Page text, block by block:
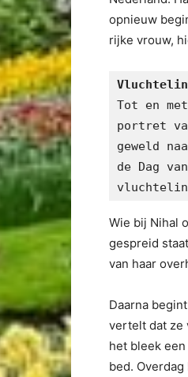
opnieuw
rijke vrouw,
Tot en
portret
geweld
de Dag
Wie bij Nihal
gespreid
van haar
Daarna
vertelt dat ze
het bleek
bed.